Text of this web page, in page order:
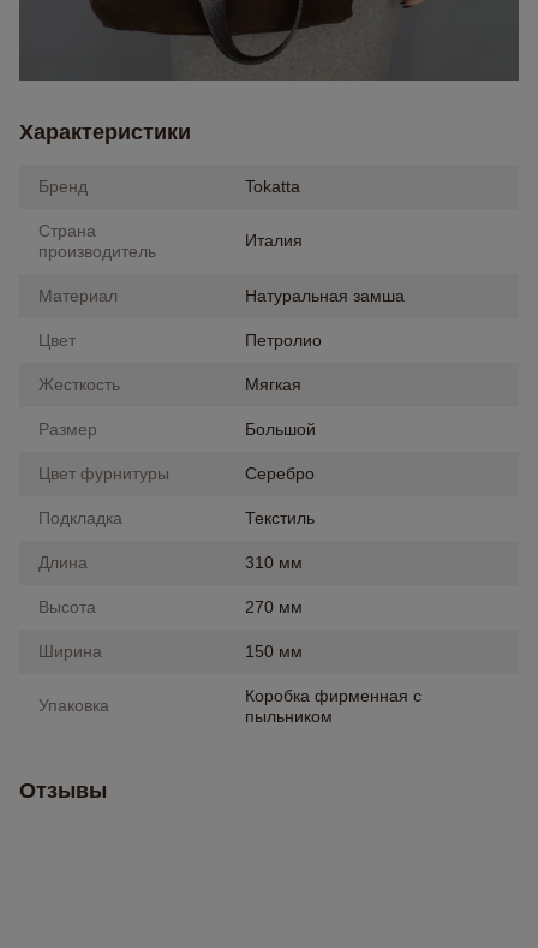
Характеристики
Бренд Tokatta
Страна
производитель
Италия
Материал Натуральная замша
Цвет Петролио
Жесткость Мягкая
Размер Большой
Цвет фурнитуры Серебро
Подкладка Текстиль
Длина 310 мм
Высота 270 мм
Ширина 150 мм
Упаковка
Коробка фирменная с
пыльником
Отзывы